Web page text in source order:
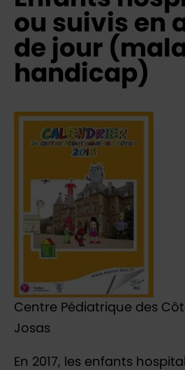
ou suivis en
de jour
handicap)
Centre Pédiatrique des
Josas
En 2017, les enfants